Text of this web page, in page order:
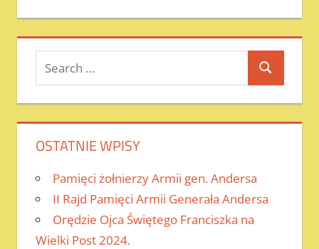
Search
for:
Search
OSTATNIE WPISY
Pamięci żołnierzy Armii gen. Andersa
II Rajd Pamięci Armii Generała Andersa
Orędzie Ojca Świętego Franciszka na
Wielki Post 2024.